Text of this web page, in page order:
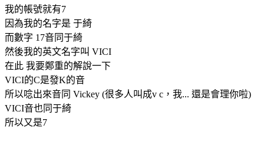
我的帳號就有7
因為我的名字是 于綺
而數字 17音同于綺
然後我的英文名字叫 VICI
在此 我要鄭重的解說一下
VICI的C是發K的音
所以唸出來音同 Vickey (很多人叫成v c，我... 還是會理你啦)
VICI音也同于綺
所以又是7